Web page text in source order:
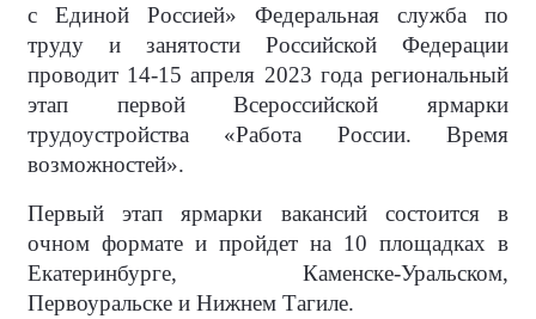
с Единой Россией» Федеральная служба по
труду и занятости Российской Федерации
проводит 14-15 апреля 2023 года региональный
этап первой Всероссийской ярмарки
трудоустройства «Работа России. Время
возможностей».
Первый этап ярмарки вакансий состоится в
очном формате и пройдет на 10 площадках в
Екатеринбурге, Каменске-Уральском,
Первоуральске и Нижнем Тагиле.